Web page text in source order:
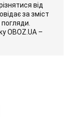
від
за зміст
погляди.
OBOZ.UA –